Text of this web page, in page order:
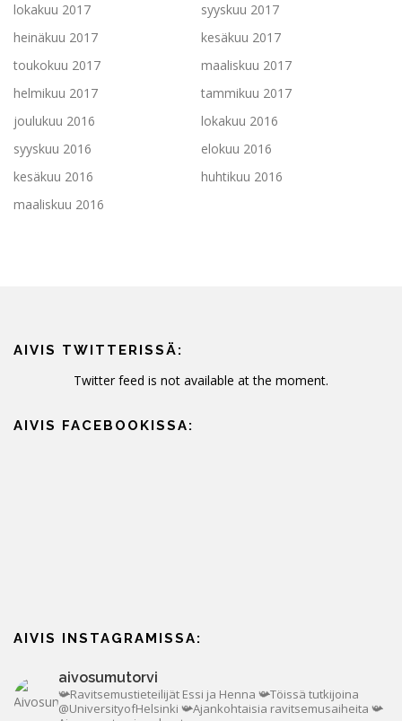
lokakuu 2017
syyskuu 2017
heinäkuu 2017
kesäkuu 2017
toukokuu 2017
maaliskuu 2017
helmikuu 2017
tammikuu 2017
joulukuu 2016
lokakuu 2016
syyskuu 2016
elokuu 2016
kesäkuu 2016
huhtikuu 2016
maaliskuu 2016
AIVIS TWITTERISSÄ:
Twitter feed is not available at the moment.
AIVIS FACEBOOKISSA:
AIVIS INSTAGRAMISSA:
aivosumutorvi
📯Ravitsemustieteilijät Essi ja Henna 📯Töissä tutkijoina
@UniversityofHelsinki 📯Ajankohtaisia ravitsemusaiheita 📯